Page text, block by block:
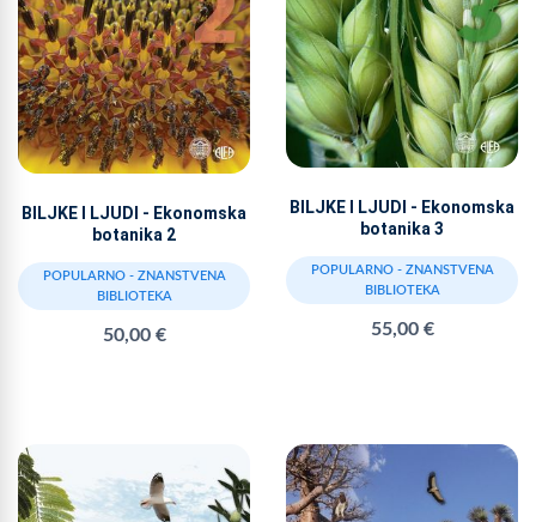
BILJKE I LJUDI - Ekonomska
botanika 2
POPULARNO - ZNANSTVENA
BIBLIOTEKA
50,00 €
BILJKE I LJUDI - Ekonomska
botanika 3
POPULARNO - ZNANSTVENA
BIBLIOTEKA
55,00 €